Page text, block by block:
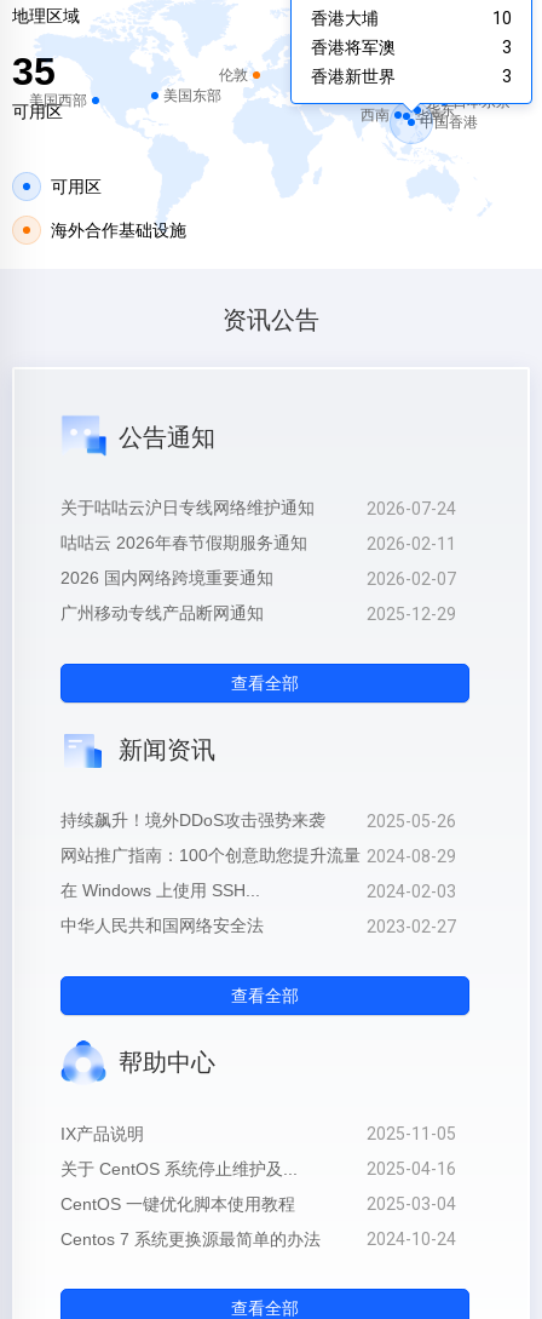
华南
华东
西南 中国香港
10
香港大埔
3
香港将军澳
3
香港新世界
美国东部
美国西部 日本东京
伦敦
地理区域
35
可用区
可用区
海外合作基础设施
资讯公告
公告通知
关于咕咕云沪日专线网络维护通知 2026-07-24
咕咕云 2026年春节假期服务通知 2026-02-11
2026 国内网络跨境重要通知 2026-02-07
广州移动专线产品断网通知 2025-12-29
查看全部
新闻资讯
持续飙升！境外DDoS攻击强势来袭 2025-05-26
网站推广指南：100个创意助您提升流量 2024-08-29
在 Windows 上使用 SSH... 2024-02-03
中华人民共和国网络安全法 2023-02-27
查看全部
帮助中心
IX产品说明 2025-11-05
关于 CentOS 系统停止维护及... 2025-04-16
CentOS 一键优化脚本使用教程 2025-03-04
Centos 7 系统更换源最简单的办法 2024-10-24
查看全部